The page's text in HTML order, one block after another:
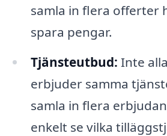
samla in flera offerter
spara pengar.
Tjänsteutbud: Inte
erbjuder samma
samla in flera
enkelt se vilka